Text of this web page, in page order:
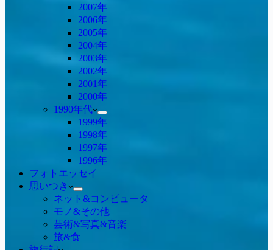
2007年
2006年
2005年
2004年
2003年
2002年
2001年
2000年
1990年代
1999年
1998年
1997年
1996年
フォトエッセイ
思いつき
ネット&コンピュータ
モノ&その他
芸術&写真&音楽
旅&食